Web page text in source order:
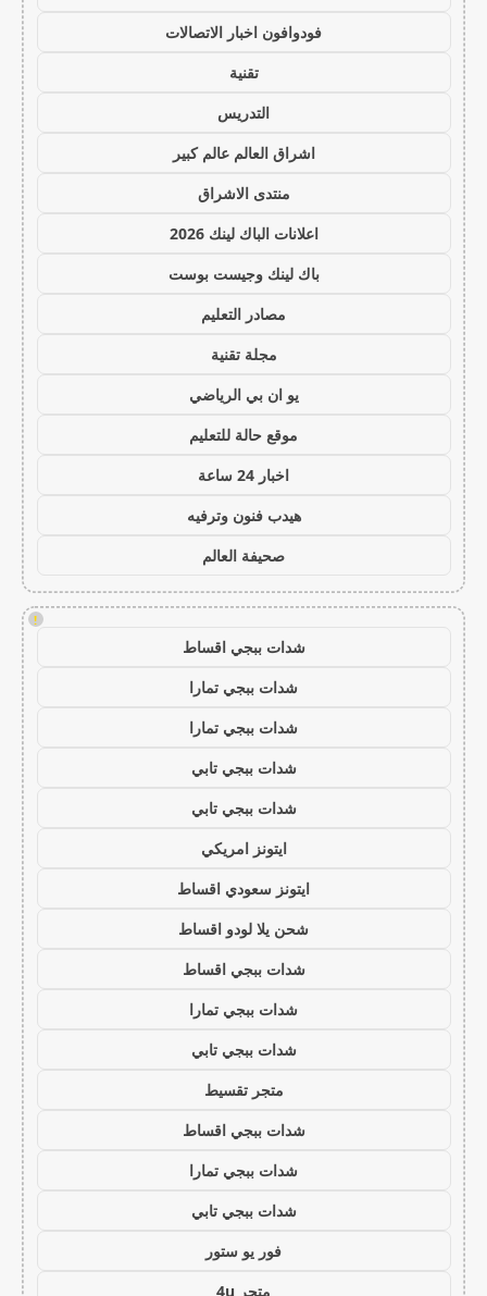
فودوافون اخبار الاتصالات
تقنية
التدريس
اشراق العالم عالم كبير
منتدى الاشراق
اعلانات الباك لينك 2026
باك لينك وجيست بوست
مصادر التعليم
مجلة تقنية
يو ان بي الرياضي
موقع حالة للتعليم
اخبار 24 ساعة
هيدب فنون وترفيه
صحيفة العالم
!
شدات ببجي اقساط
شدات ببجي تمارا
شدات ببجي تمارا
شدات ببجي تابي
شدات ببجي تابي
ايتونز امريكي
ايتونز سعودي اقساط
شحن يلا لودو اقساط
شدات ببجي اقساط
شدات ببجي تمارا
شدات ببجي تابي
متجر تقسيط
شدات ببجي اقساط
شدات ببجي تمارا
شدات ببجي تابي
فور يو ستور
متجر 4u